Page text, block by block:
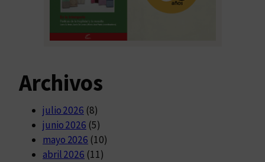
Archivos
julio 2026 (8)
junio 2026 (5)
mayo 2026 (10)
abril 2026 (11)